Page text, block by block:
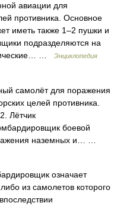
авиации для
противника. Основное
иметь также 1–2 пушки и
подразделяются на
…
Энциклопедия
самолёт для поражения
целей противника.
Лётчик
боевой
наземных и… …
означает
из самолетов которого